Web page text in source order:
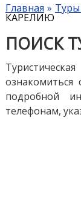
Главная
КАРЕЛИЮ
ПОИСК
подробной
телефонам,